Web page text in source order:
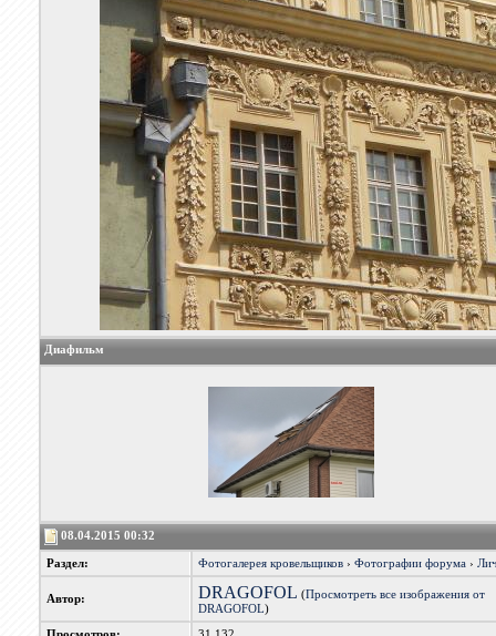
Диафильм
08.04.2015 00:32
Раздел: Фотогалерея кровельщиков› Фотографии форума›
Автор: DRAGOFOL (Просмотреть все изображения от
DRAGOFOL)